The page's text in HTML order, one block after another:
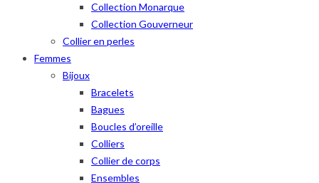
Collection Monarque
Collection Gouverneur
Collier en perles
Femmes
Bijoux
Bracelets
Bagues
Boucles d’oreille
Colliers
Collier de corps
Ensembles